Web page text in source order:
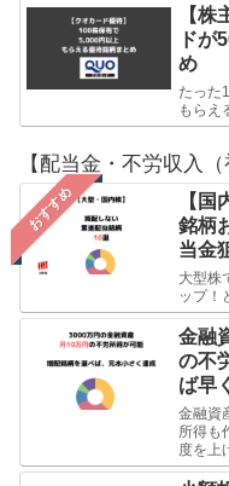
【
ドが
め
たった
もらえ
【配当金・不労収入（
おすすめ
【
銘柄
当金
大型株
ップ！
金融
の不
ば早
金融資
所得も
度を上